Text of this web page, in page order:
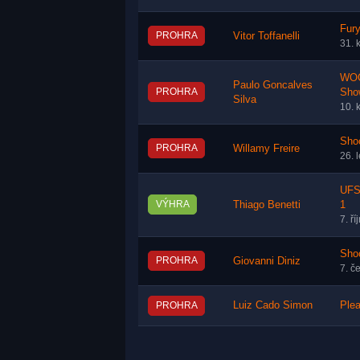
PROHRA Vitor Toffanelli
31.
PROHRA
Paulo Goncalves
Silva
10.
PROHRA Willamy Freire
26.
VÝHRA Thiago Benetti
1
7.
PROHRA Giovanni Diniz
7.
PROHRA Luiz Cado Simon